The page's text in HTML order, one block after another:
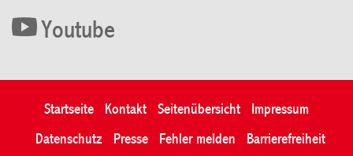
Youtube
Startseite Kontakt Seitenübersicht
Impressum
Datenschutz
Presse Fehler melden Barrierefreiheit